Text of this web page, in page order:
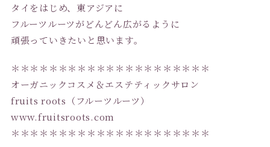
タイをはじめ、東アジアに
フルーツルーツがどんどん広がるように
頑張っていきたいと思います。
＊＊＊＊＊＊＊＊＊＊＊＊＊＊＊＊＊＊＊＊＊
オーガニックコスメ＆エステティックサロン
fruits roots（フルーツルーツ）
www.fruitsroots.com
＊＊＊＊＊＊＊＊＊＊＊＊＊＊＊＊＊＊＊＊＊